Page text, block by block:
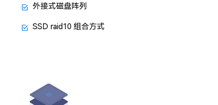
外接式磁盘阵列
SSD raid10 组合方式